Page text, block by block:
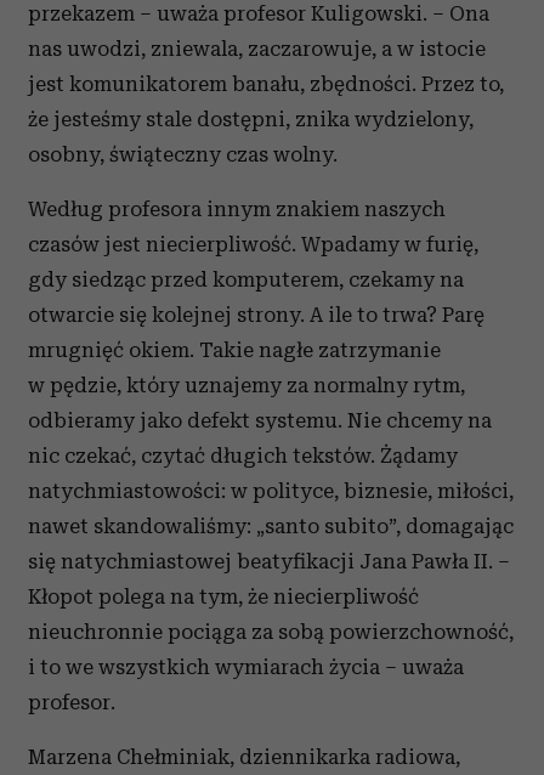
przekazem – uważa profesor Kuligowski. – Ona
nas uwodzi, zniewala, zaczarowuje, a w istocie
jest komunikatorem banału, zbędności. Przez to,
że jesteśmy stale dostępni, znika wydzielony,
osobny, świąteczny czas wolny.
Według profesora innym znakiem naszych
czasów jest niecierpliwość. Wpadamy w furię,
gdy siedząc przed komputerem, czekamy na
otwarcie się kolejnej strony. A ile to trwa? Parę
mrugnięć okiem. Takie nagłe zatrzymanie
w pędzie, który uznajemy za normalny rytm,
odbieramy jako defekt systemu. Nie chcemy na
nic czekać, czytać długich tekstów. Żądamy
natychmiastowości: w polityce, biznesie, miłości,
nawet skandowaliśmy: „santo subito”, domagając
się natychmiastowej beatyfikacji Jana Pawła II. –
Kłopot polega na tym, że niecierpliwość
nieuchronnie pociąga za sobą powierzchowność,
i to we wszystkich wymiarach życia – uważa
profesor.
Marzena Chełminiak, dziennikarka radiowa,